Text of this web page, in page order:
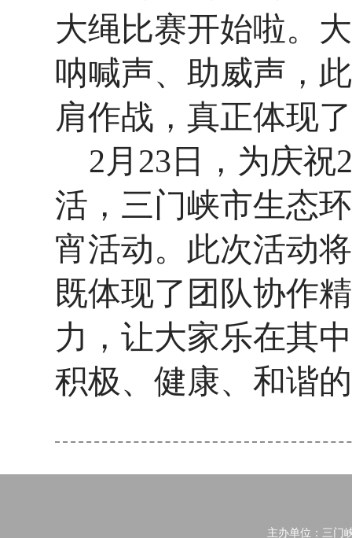
大绳比赛开始啦。
呐喊声、助威声，
肩作战，真正体现
2月23日，为庆祝
活，三门峡市生态
宵活动。 此次活动将
既体现了团队协作
力，让大家乐在其
积极、健康、和谐的
主办单位：三门